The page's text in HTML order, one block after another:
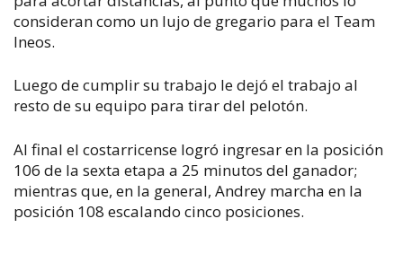
consideran como un lujo de gregario para el Team
Ineos.
Luego de cumplir su trabajo le dejó el trabajo al
resto de su equipo para tirar del pelotón.
Al final el costarricense logró ingresar en la posición
106 de la sexta etapa a 25 minutos del ganador;
mientras que, en la general, Andrey marcha en la
posición 108 escalando cinco posiciones.